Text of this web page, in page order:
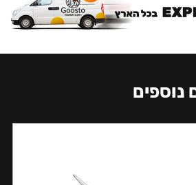
נוספים